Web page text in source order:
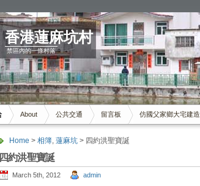
香港蓮麻坑村
禁區內的一條村落
About 公共交通 留言板 仿國父家鄉大宅建造
Home > 相簿, 蓮麻坑 > 四約洪聖寶誕
四約洪聖寶誕
March 5th, 2012 admin